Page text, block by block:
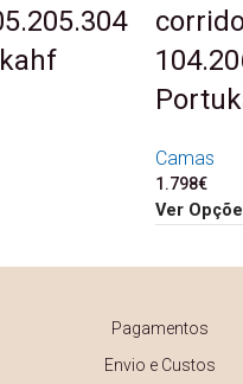
Camas
1.798€
Ver
Pagamentos
Envio e Custos